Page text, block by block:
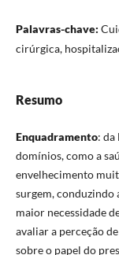
Palavras-chave:
cirúrgica,
Resumo
Enquadramento: da
domínios, como a
envelhecimento
surgem, conduzindo
maior necessidade
avaliar a perceção
sobre o papel do